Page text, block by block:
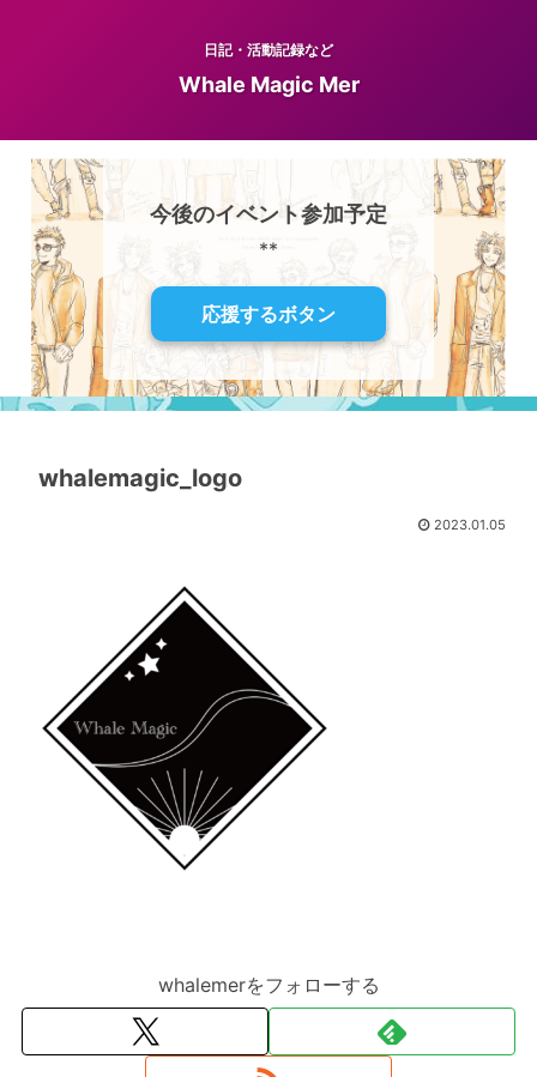
日記・活動記録など
Whale Magic Mer
今後のイベント参加予定
**
応援するボタン
whalemagic_logo
2023.01.05
whalemerをフォローする